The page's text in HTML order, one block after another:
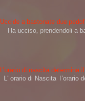
Uccide a bastonate due
Ha ucciso, prendendoli a
L’orario di nascita determina
L' orario di Nascita l’orario